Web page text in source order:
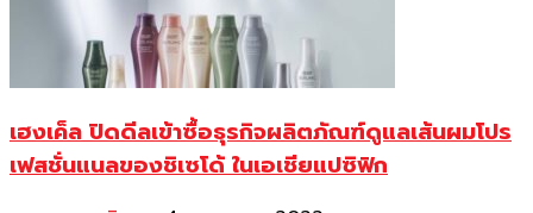
เฮงเค็ล ปิดดีลเข้าซื้อธุรกิจผลิตภัณฑ์ดูแลเส้นผมโปร
เฟสชั่นแนลของชิเซโด้ ในเอเชียแปซิฟิก